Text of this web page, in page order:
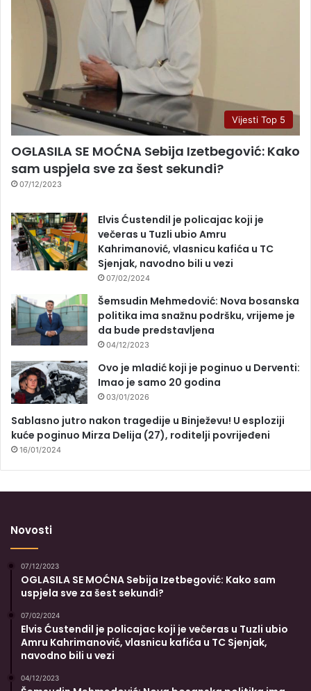
Vijesti Top 5
OGLASILA SE MOĆNA Sebija Izetbegović: Kako
sam uspjela sve za šest sekundi?
07/12/2023
Elvis Ćustendil je policajac koji je
večeras u Tuzli ubio Amru
Kahrimanović, vlasnicu kafića u TC
Sjenjak, navodno bili u vezi
07/02/2024
Šemsudin Mehmedović: Nova bosanska
politika ima snažnu podršku, vrijeme je
da bude predstavljena
04/12/2023
Ovo je mladić koji je poginuo u Derventi:
Imao je samo 20 godina
03/01/2026
Sablasno jutro nakon tragedije u Binježevu! U esploziji
kuće poginuo Mirza Delija (27), roditelji povrijeđeni
16/01/2024
Novosti
07/12/2023
OGLASILA SE MOĆNA Sebija Izetbegović: Kako sam
uspjela sve za šest sekundi?
07/02/2024
Elvis Ćustendil je policajac koji je večeras u Tuzli ubio
Amru Kahrimanović, vlasnicu kafića u TC Sjenjak,
navodno bili u vezi
04/12/2023